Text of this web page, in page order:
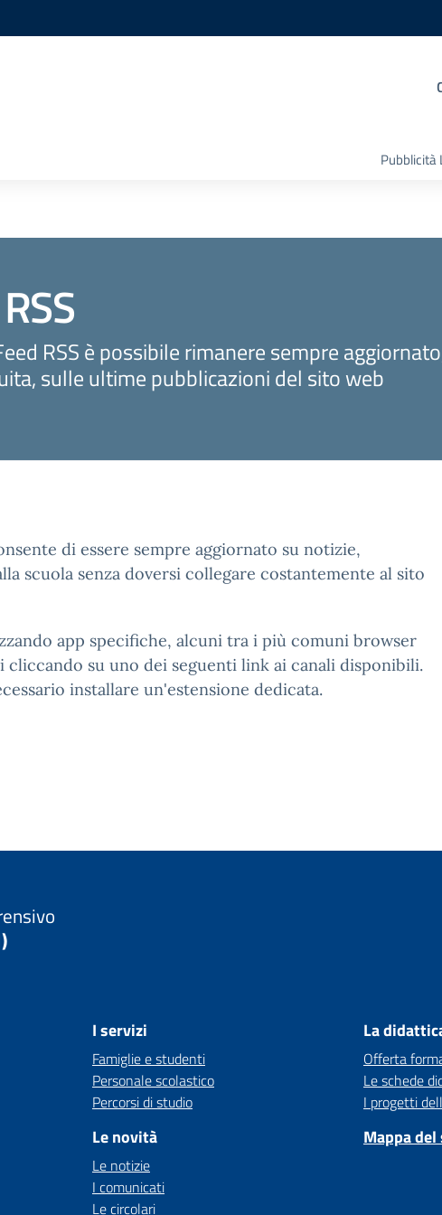
Pubblicità
RSS è possibile rimanere sempre
sulle ultime pubblicazioni del sito web
di essere sempre aggiornato su notizie,
scuola senza doversi collegare costantemente al sito
app specifiche, alcuni tra i più comuni browser
su uno dei seguenti link ai canali disponibili.
installare un'estensione dedicata.
I servizi
Famiglie e studenti
Personale scolastico
Percorsi di studio
Le novità
Le notizie
I comunicati
Le circolari
La
Offerta
Le schede
I progetti
Mappa